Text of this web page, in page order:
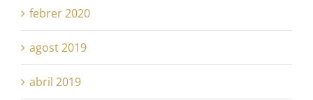
febrer 2020
agost 2019
abril 2019